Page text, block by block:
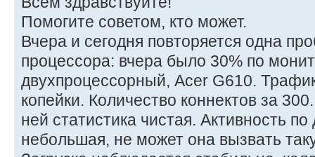
Помогите советом, кто может.
Вчера и сегодня повторяется одна
процессора: вчера было 30% по
двухпроцессорный, Acer G610.
копейки. Количество коннектов за
ней статистика чистая. Активность
небольшая, не может она вызвать